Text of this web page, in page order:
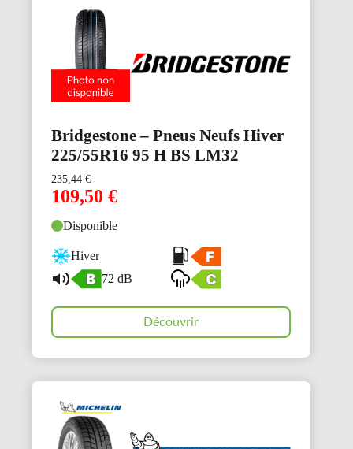
Bridgestone – Pneus Neufs Hiver
225/55R16 95 H BS LM32
235,44€
109,50 €
Disponible
Hiver
72 dB
Découvrir